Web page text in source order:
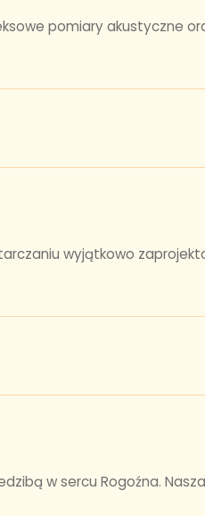
pomiary akustyczne
wyjątkowo
w sercu Rogoźna.